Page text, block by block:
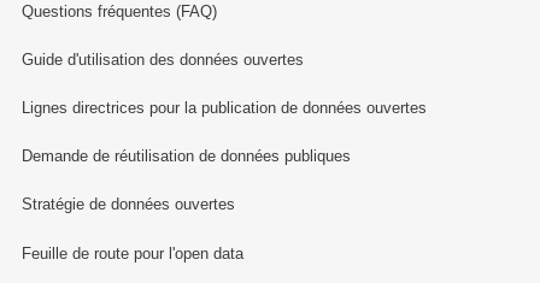
Questions fréquentes (FAQ)
Guide d'utilisation des données ouvertes
Lignes directrices pour la publication de données ouvertes
Demande de réutilisation de données publiques
Stratégie de données ouvertes
Feuille de route pour l'open data